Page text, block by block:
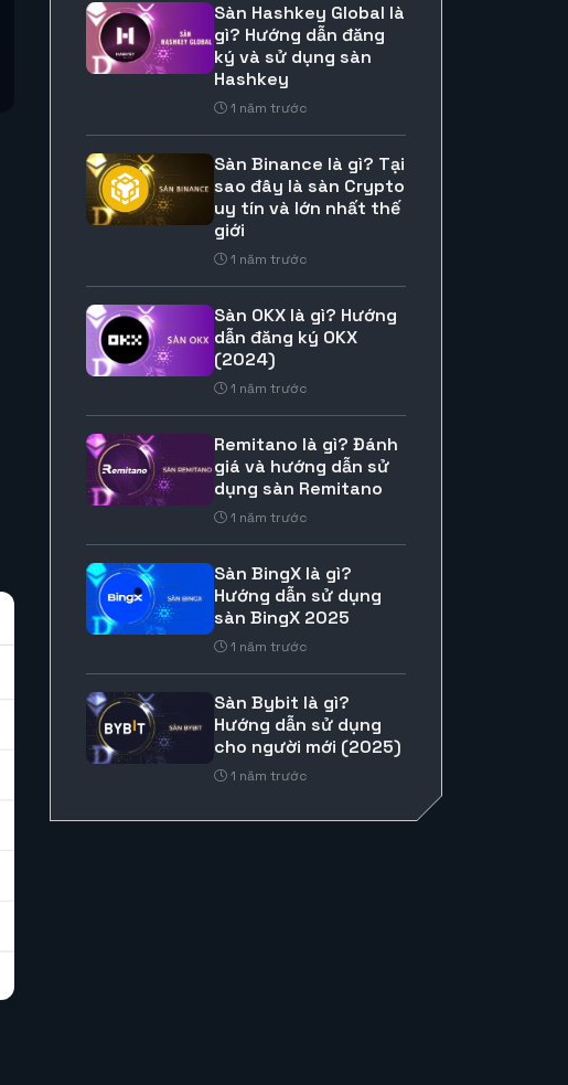
Sàn Hashkey Global là
gì? Hướng dẫn đăng
ký và sử dụng sàn
Hashkey
1 năm trước
Sàn Binance là gì? Tại
sao đây là sàn Crypto
uy tín và lớn nhất thế
giới
1 năm trước
Sàn OKX là gì? Hướng
dẫn đăng ký OKX
(2024)
1 năm trước
Remitano là gì? Đánh
giá và hướng dẫn sử
dụng sàn Remitano
1 năm trước
Sàn BingX là gì?
Hướng dẫn sử dụng
sàn BingX 2025
1 năm trước
Sàn Bybit là gì?
Hướng dẫn sử dụng
cho người mới (2025)
1 năm trước